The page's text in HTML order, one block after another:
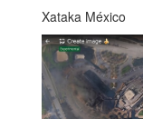
Xataka México